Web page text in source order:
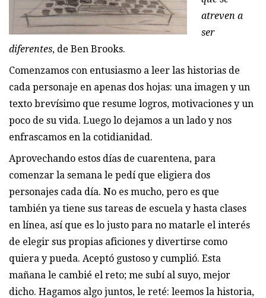
atreven a
ser
diferentes, de Ben Brooks.
Comenzamos con entusiasmo a leer las historias de
cada personaje en apenas dos hojas: una imagen y un
texto brevísimo que resume logros, motivaciones y un
poco de su vida. Luego lo dejamos a un lado y nos
enfrascamos en la cotidianidad.
Aprovechando estos días de cuarentena, para
comenzar la semana le pedí que eligiera dos
personajes cada día. No es mucho, pero es que
también ya tiene sus tareas de escuela y hasta clases
en línea, así que es lo justo para no matarle el interés
de elegir sus propias aficiones y divertirse como
quiera y pueda. Aceptó gustoso y cumplió. Esta
mañana le cambié el reto; me subí al suyo, mejor
dicho. Hagamos algo juntos, le reté: leemos la historia,